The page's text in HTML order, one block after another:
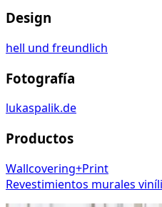
Design
hell und freundlich
Fotografía
lukaspalik.de
Productos
Wallcovering+Print
Revestimientos murales